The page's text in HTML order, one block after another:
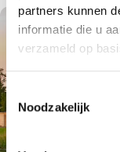
partners kunnen
informatie die u
verzameld op
T
o
e
s
Noodzakelijk